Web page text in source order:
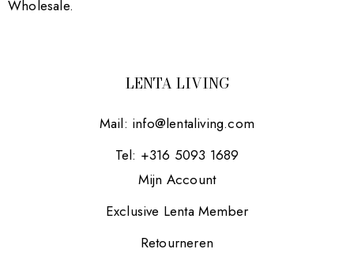
Wholesale.
LENTA LIVING
Mail: info@lentaliving.com
Tel: +316 5093 1689
Mijn Account
Exclusive Lenta Member
Retourneren